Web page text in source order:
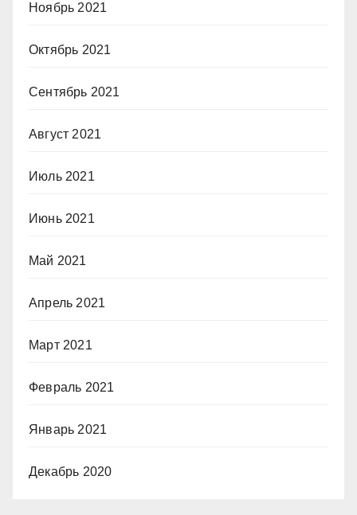
Ноябрь 2021
Октябрь 2021
Сентябрь 2021
Август 2021
Июль 2021
Июнь 2021
Май 2021
Апрель 2021
Март 2021
Февраль 2021
Январь 2021
Декабрь 2020